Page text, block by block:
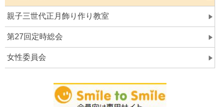
親子三世代正月飾り作り教室
第27回定時総会
女性委員会